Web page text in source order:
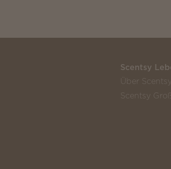
Scentsy
Über Scentsy
Scentsy